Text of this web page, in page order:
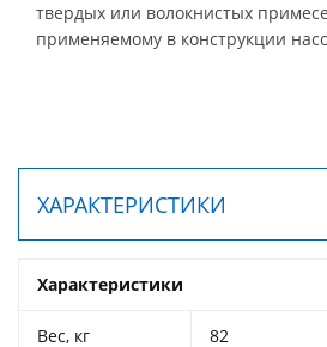
твердых или волокнистых
применяемому в конструкции
ХАРАКТЕРИСТИКИ
Характеристики
Вес, кг 82